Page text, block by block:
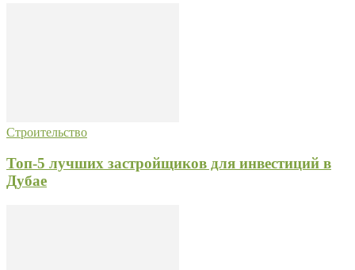
Строительство
Топ-5 лучших застройщиков для инвестиций в
Дубае